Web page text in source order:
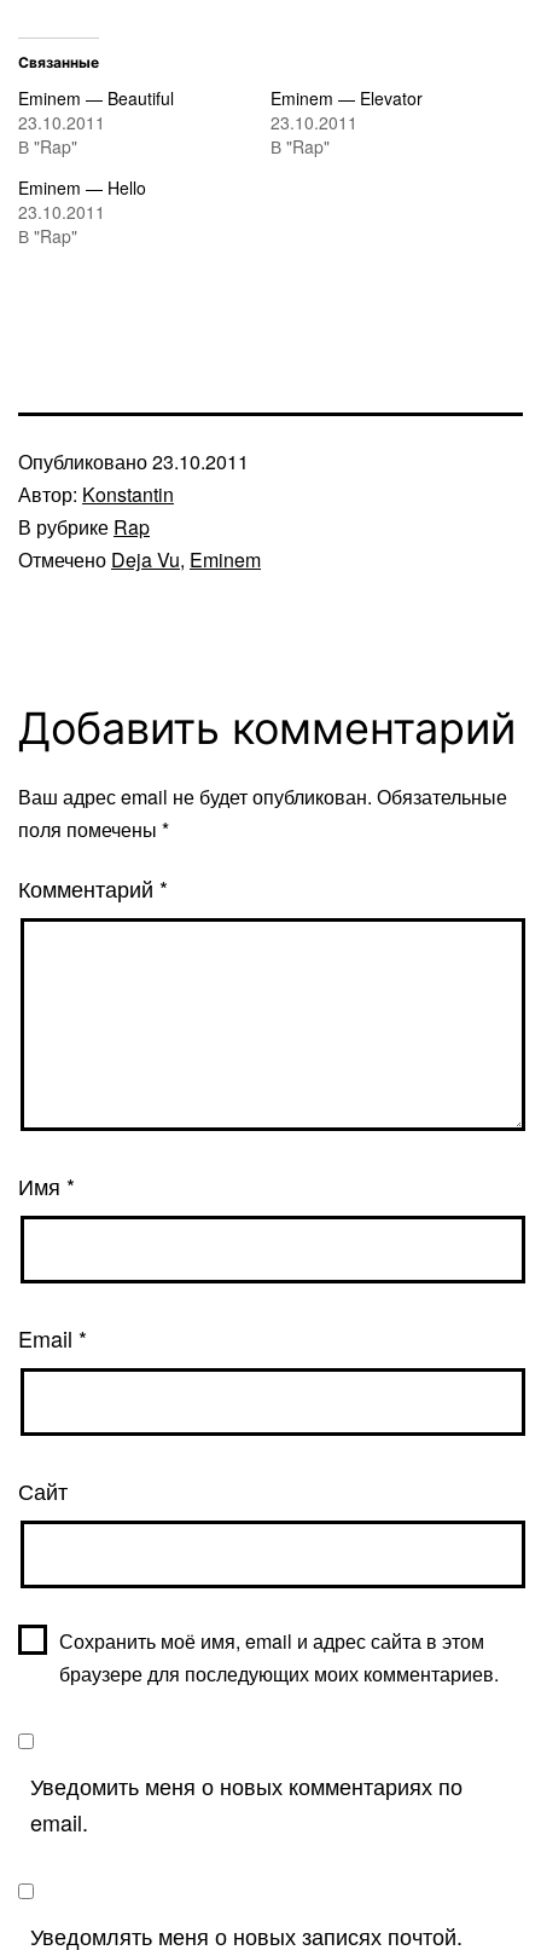
Связанные
Eminem — Beautiful
23.10.2011
В "Rap"
Eminem — Elevator
23.10.2011
В "Rap"
Eminem — Hello
23.10.2011
В "Rap"
Опубликовано23.10.2011
Автор: Konstantin
В рубрике Rap
Отмечено Deja Vu, Eminem
Добавить комментарий
Ваш адрес email не будет опубликован. Обязательные
поля помечены *
Комментарий *
Имя *
Email *
Сайт
Сохранить моё имя, email и адрес сайта в этом
браузере для последующих моих комментариев.
Уведомить меня о новых комментариях по
email.
Уведомлять меня о новых записях почтой.